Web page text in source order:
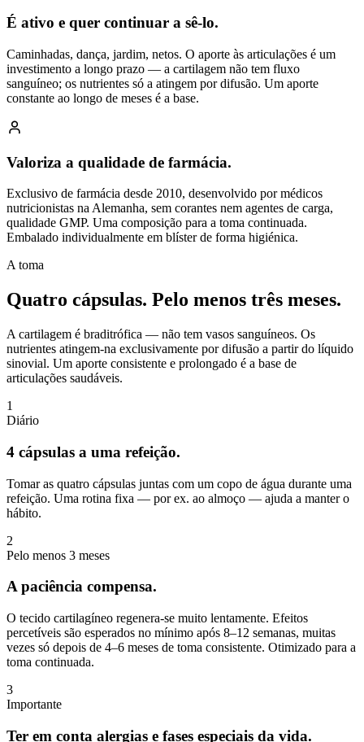
É ativo e quer continuar a sê-lo.
Caminhadas, dança, jardim, netos. O aporte às articulações é um
investimento a longo prazo — a cartilagem não tem fluxo
sanguíneo; os nutrientes só a atingem por difusão. Um aporte
constante ao longo de meses é a base.
Valoriza a qualidade de farmácia.
Exclusivo de farmácia desde 2010, desenvolvido por médicos
nutricionistas na Alemanha, sem corantes nem agentes de carga,
qualidade GMP. Uma composição para a toma continuada.
Embalado individualmente em blíster de forma higiénica.
A toma
Quatro cápsulas. Pelo menos três meses.
A cartilagem é braditrófica — não tem vasos sanguíneos. Os
nutrientes atingem-na exclusivamente por difusão a partir do líquido
sinovial. Um aporte consistente e prolongado é a base de
articulações saudáveis.
1
Diário
4 cápsulas a uma refeição.
Tomar as quatro cápsulas juntas com um copo de água durante uma
refeição. Uma rotina fixa — por ex. ao almoço — ajuda a manter o
hábito.
2
Pelo menos 3 meses
A paciência compensa.
O tecido cartilagíneo regenera-se muito lentamente. Efeitos
percetíveis são esperados no mínimo após 8–12 semanas, muitas
vezes só depois de 4–6 meses de toma consistente. Otimizado para a
toma continuada.
3
Importante
Ter em conta alergias e fases especiais da vida.